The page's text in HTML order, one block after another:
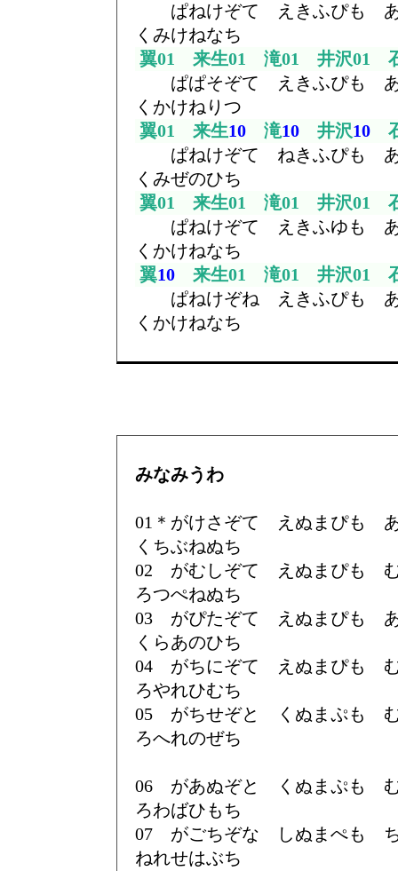
ぱねけぞて えきふぴも
くみけねなち
翼01 来生01 滝01 井沢01
ぱぱそぞて えきふぴも
くかけねりつ
翼01 来生10滝10井沢10石
ぱねけぞて ねきふぴも
くみぜのひち
翼01 来生01 滝01 井沢01
ぱねけぞて えきふゆも
くかけねなち
翼10来生01 滝01 井沢01
ぱねけぞね えきふぴも
くかけねなち
みなみうわ
01＊がけさぞて えぬまぴも
くちぶねぬち
02 がむしぞて えぬまぴも
ろつぺねぬち
03 がぴたぞて えぬまぴも
くらあのひち
04 がちにぞて えぬまぴも
ろやれひむち
05 がちせぞと くぬまぷも
ろへれのぜち
06 があぬぞと くぬまぷも
ろわばひもち
07 がごちぞな しぬまぺも
ねれせはぶち